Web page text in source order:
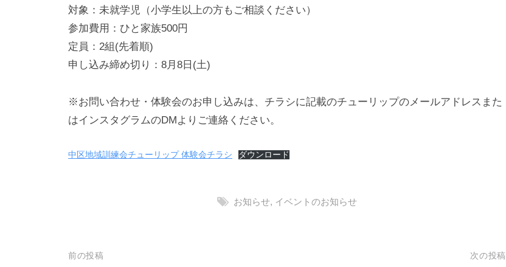
対象：未就学児（小学生以上の方もご相談ください）
参加費用：ひと家族500円
定員：2組(先着順)
申し込み締め切り：8月8日(土)
※お問い合わせ・体験会のお申し込みは、チラシに記載のチューリップのメールアドレスまた
はインスタグラムのDMよりご連絡ください。
中区地域訓練会チューリップ 体験会チラシ ダウンロード
お知らせ, イベントのお知らせ
投
前の投稿 次の投稿